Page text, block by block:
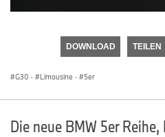
DOWNLOAD TEILEN
G30 · Limousine · 5er
Die neue BMW 5er